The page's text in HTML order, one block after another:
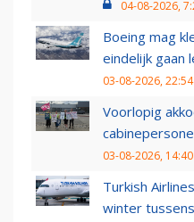
04-08-2026,
Boeing mag
eindelijk gaan
03-08-2026, 22:54
Voorlopig
03-08-2026, 14:40
Turkish
winter